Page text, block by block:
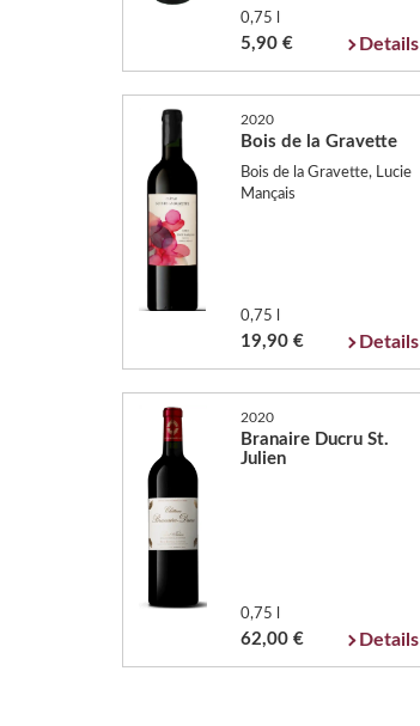
0,75 l
5,90 € Details
2020
Bois de la Gravette
Bois de la Gravette, Lucie
Mançais
0,75 l
19,90 € Details
2020
Branaire Ducru St.
Julien
0,75 l
62,00 € Details